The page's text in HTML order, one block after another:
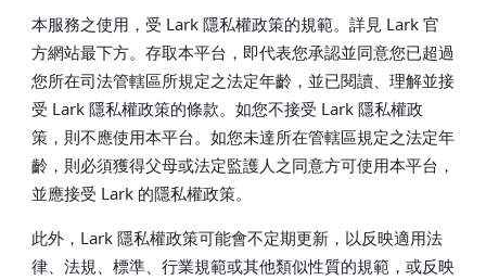
本服務之使用，受 Lark 隱私權政策的規範。詳見 Lark 官
方網站最下方。存取本平台，即代表您承認並同意您已超過
您所在司法管轄區所規定之法定年齡，並已閱讀、理解並接
受 Lark 隱私權政策的條款。如您不接受 Lark 隱私權政
策，則不應使用本平台。如您未達所在管轄區規定之法定年
齡，則必須獲得父母或法定監護人之同意方可使用本平台，
並應接受 Lark 的隱私權政策。
此外，Lark 隱私權政策可能會不定期更新，以反映適用法
律、法規、標準、行業規範或其他類似性質的規範，或反映